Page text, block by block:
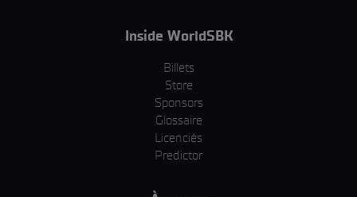
Inside WorldSBK
Billets
Store
Sponsors
Glossaire
Licenciés
Predictor